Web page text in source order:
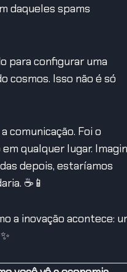
daqueles spams
para configurar uma
cosmos. Isso não é só
comunicação. Foi o
qualquer lugar.
depois, estaríamos
☕📱
a inovação acontece: